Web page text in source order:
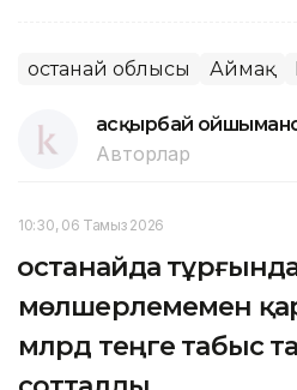
Қостанай облысы Аймақ
Қасқырбай
Авторлар
10:30, 06 Тамыз 2026
Қостанайда
мөлшерлемемен
млрд теңге табыс